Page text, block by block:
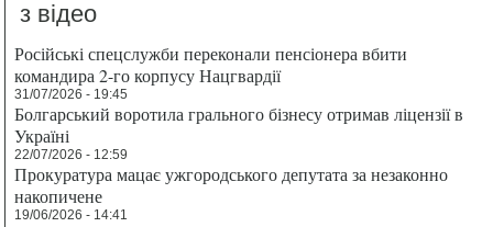
з відео
Російські спецслужби переконали пенсіонера вбити
командира 2-го корпусу Нацгвардії
31/07/2026 - 19:45
Болгарський воротила грального бізнесу отримав ліцензії в
Україні
22/07/2026 - 12:59
Прокуратура мацає ужгородського депутата за незаконно
накопичене
19/06/2026 - 14:41